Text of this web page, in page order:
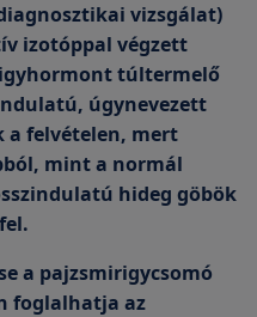
vizsgálat)
izotóppal végzett
túltermelő
úgynevezett
a felvételen, mert
mint a normál
hideg göbök
a pajzsmirigycsomó
foglalhatja az